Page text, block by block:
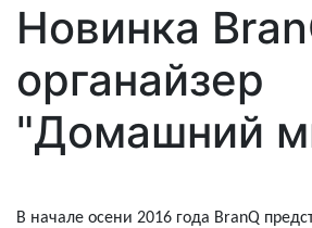
Новинка
органайзер
"Домашний
В начале осени 2016 года BranQ